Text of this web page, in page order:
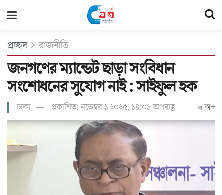
প্রচ্ছদ রাজনীতি
জনগণের ম্যান্ডেট ছাড়া সংবিধান
সংশোধনের সুযোগ নাই : সাইফুল হক
ঢাকা প্রকাশিত: নভেম্বর ১ ২০২৫, ১৪:০১ অপরাহ্ণ অ-অ+